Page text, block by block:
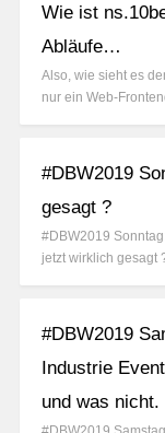
Wie ist
Abläufe…
Also, wie sieht es
nur ein Web-
#DBW2019
gesagt ?
#DBW2019
jetzt wirklich gesagt
#DBW2019
Industrie
und was nicht.